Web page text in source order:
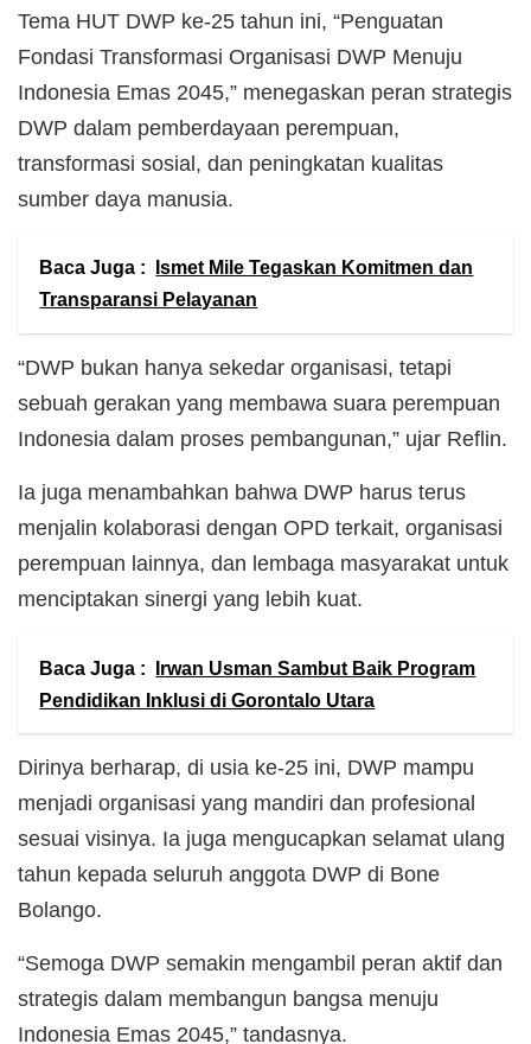
Tema HUT DWP ke-25 tahun ini, “Penguatan
Fondasi Transformasi Organisasi DWP Menuju
Indonesia Emas 2045,” menegaskan peran strategis
DWP dalam pemberdayaan perempuan,
transformasi sosial, dan peningkatan kualitas
sumber daya manusia.
Baca Juga :
Ismet Mile Tegaskan Komitmen dan
Transparansi Pelayanan
“DWP bukan hanya sekedar organisasi, tetapi
sebuah gerakan yang membawa suara perempuan
Indonesia dalam proses pembangunan,” ujar Reflin.
Ia juga menambahkan bahwa DWP harus terus
menjalin kolaborasi dengan OPD terkait, organisasi
perempuan lainnya, dan lembaga masyarakat untuk
menciptakan sinergi yang lebih kuat.
Baca Juga :
Irwan Usman Sambut Baik Program
Pendidikan Inklusi di Gorontalo Utara
Dirinya berharap, di usia ke-25 ini, DWP mampu
menjadi organisasi yang mandiri dan profesional
sesuai visinya. Ia juga mengucapkan selamat ulang
tahun kepada seluruh anggota DWP di Bone
Bolango.
“Semoga DWP semakin mengambil peran aktif dan
strategis dalam membangun bangsa menuju
Indonesia Emas 2045,” tandasnya.